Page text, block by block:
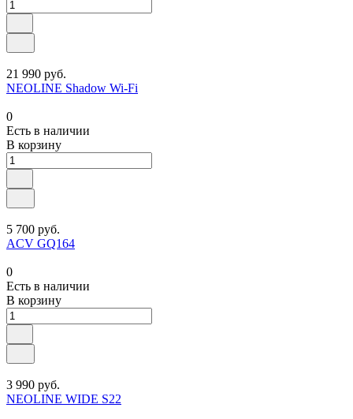
21 990 руб.
NEOLINE Shadow Wi-Fi
0
Есть в наличии
В корзину
5 700 руб.
ACV GQ164
0
Есть в наличии
В корзину
3 990 руб.
NEOLINE WIDE S22